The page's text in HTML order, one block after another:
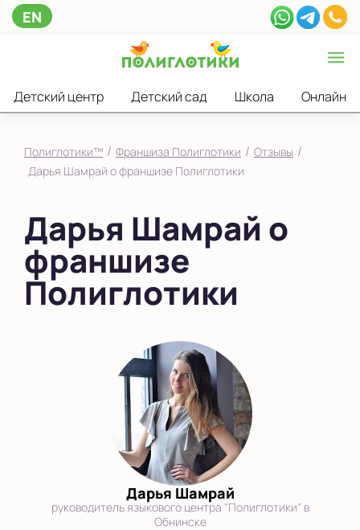
EN
Детский центр Детский сад Школа Онлайн
Полиглотики™ / Франшиза Полиглотики / Отзывы /
Дарья Шамрай о франшизе Полиглотики
Дарья Шамрай о
франшизе
Полиглотики
Дарья Шамрай
руководитель языкового центра "Полиглотики" в
Обнинске